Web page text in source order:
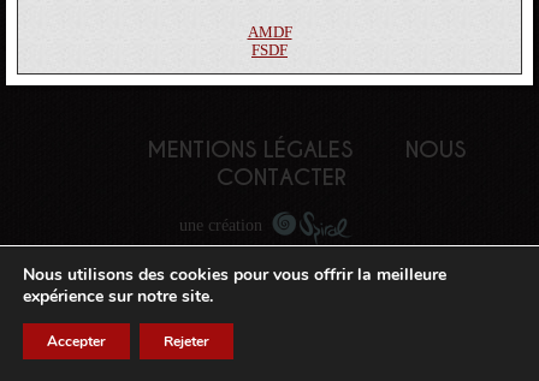
AMDF
FSDF
MENTIONS LÉGALES
NOUS
CONTACTER
une création
Nous utilisons des cookies pour vous offrir la meilleure
expérience sur notre site.
Accepter Rejeter